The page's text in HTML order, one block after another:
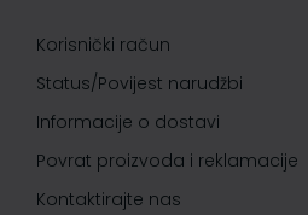
Korisnički račun
Status/Povijest narudžbi
Informacije o dostavi
Povrat proizvoda i reklamacije
Kontaktirajte nas